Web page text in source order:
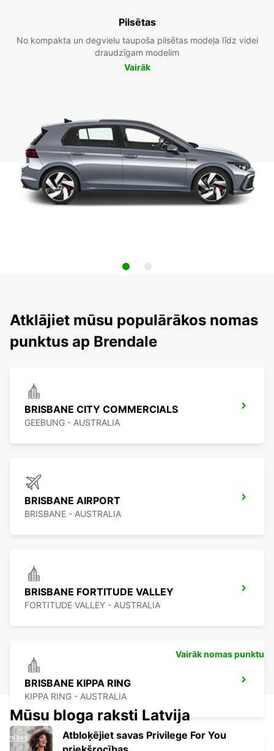
Pilsētas
No kompakta un degvielu taupoša pilsētas modeļa līdz videi
draudzīgam modelim
Vairāk
Atklājiet mūsu populārākos nomas
punktus ap Brendale
BRISBANE CITY COMMERCIALS
GEEBUNG - AUSTRALIA
BRISBANE AIRPORT
BRISBANE - AUSTRALIA
BRISBANE FORTITUDE VALLEY
FORTITUDE VALLEY - AUSTRALIA
BRISBANE KIPPA RING
KIPPA RING - AUSTRALIA
Vairāk nomas punktu
Mūsu bloga raksti Latvija
Atbloķējiet savas Privilege For You